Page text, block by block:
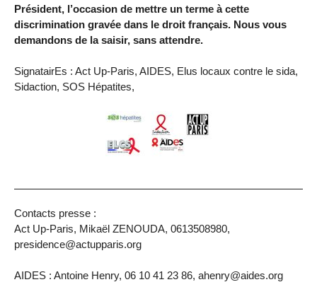
Président, l’occasion de mettre un terme à cette
discrimination gravée dans le droit français. Nous vous
demandons de la saisir, sans attendre.
SignatairEs : Act Up-Paris, AIDES, Elus locaux contre le sida,
Sidaction, SOS Hépatites,
Contacts presse :
Act Up-Paris, Mikaël ZENOUDA, 0613508980,
presidence@actupparis.org
AIDES : Antoine Henry, 06 10 41 23 86, ahenry@aides.org